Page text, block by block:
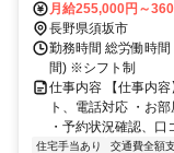
線 村山（長野県）
月給255,000円～
長野県須坂市
勤務時間 総労働時
間) ※シフト制
仕事内容 【仕事内
ト、電話対応 ・お
・予約状況確認、口
住宅手当あり 交通費全額